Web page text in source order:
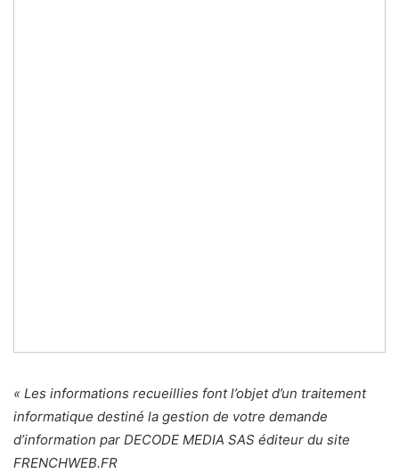
« Les informations recueillies font l’objet d’un traitement
informatique destiné la gestion de votre demande
d’information par DECODE MEDIA SAS éditeur du site
FRENCHWEB.FR